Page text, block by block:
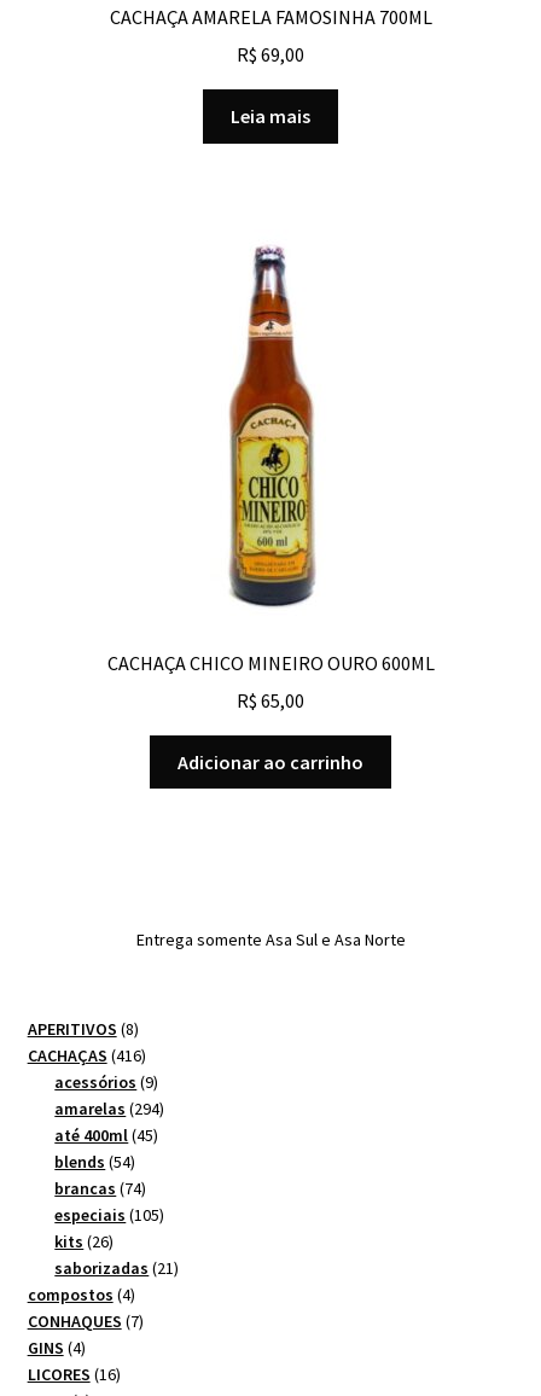
CACHAÇA AMARELA FAMOSINHA 700ML
R$ 69,00
Leia mais
CACHAÇA CHICO MINEIRO OURO 600ML
R$ 65,00
Adicionar ao carrinho
Entrega somente Asa Sul e Asa Norte
APERITIVOS 88
produtos
CACHAÇAS 416416
produtos
acessórios 99
produtos
amarelas 294294
até 400ml 4545
blends 5454
produtos
brancas 7474
produtos
especiais 105105
kits 2626
produtos
saborizadas 2121
compostos 44
produtos
CONHAQUES 77
GINS 44
produtos
LICORES 1616